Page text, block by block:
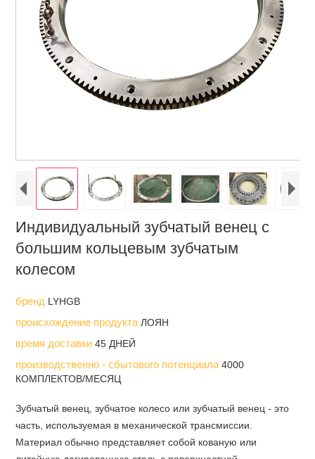
Индивидуальный зубчатый венец с
большим кольцевым зубчатым
колесом
бренд LYHGB
происхождение продукта ЛОЯН
время доставки45 ДНЕЙ
производственно - сбытового потенциала4000
КОМПЛЕКТОВ/МЕСЯЦ
Зубчатый венец, зубчатое колесо или зубчатый венец - это
часть, используемая в механической трансмиссии.
Материал обычно представляет собой кованую или